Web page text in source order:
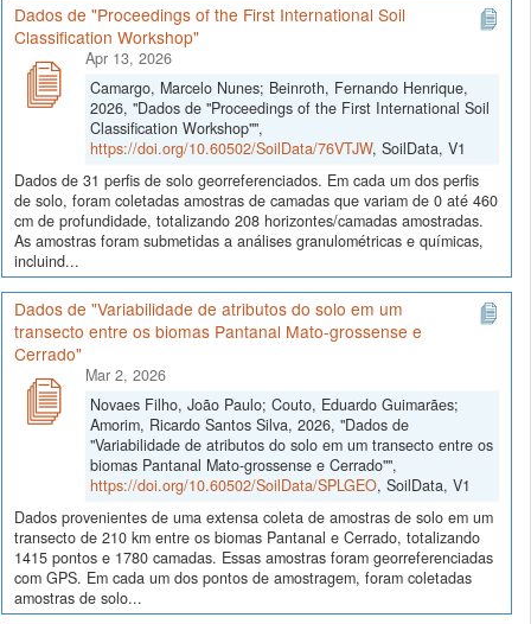
Dados de "Proceedings of the First International Soil
Classification Workshop"
Apr 13, 2026
Camargo, Marcelo Nunes; Beinroth, Fernando Henrique,
2026, "Dados de "Proceedings of the First International Soil
Classification Workshop"",
https://doi.org/10.60502/SoilData/76VTJW, SoilData, V1
Dados de 31 perfis de solo georreferenciados. Em cada um dos perfis
de solo, foram coletadas amostras de camadas que variam de 0 até 460
cm de profundidade, totalizando 208 horizontes/camadas amostradas.
As amostras foram submetidas a análises granulométricas e químicas,
incluind...
Dados de "Variabilidade de atributos do solo em um
transecto entre os biomas Pantanal Mato-grossense e
Cerrado"
Mar 2, 2026
Novaes Filho, João Paulo; Couto, Eduardo Guimarães;
Amorim, Ricardo Santos Silva, 2026, "Dados de
"Variabilidade de atributos do solo em um transecto entre os
biomas Pantanal Mato-grossense e Cerrado"",
https://doi.org/10.60502/SoilData/SPLGEO, SoilData, V1
Dados provenientes de uma extensa coleta de amostras de solo em um
transecto de 210 km entre os biomas Pantanal e Cerrado, totalizando
1415 pontos e 1780 camadas. Essas amostras foram georreferenciadas
com GPS. Em cada um dos pontos de amostragem, foram coletadas
amostras de solo...